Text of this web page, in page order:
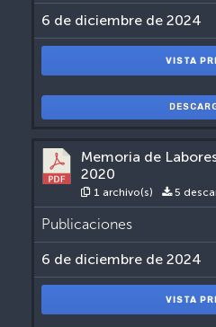
6 de diciembre de 2024
VISTA
Memoria de
2020
1 archivo(s) 5
Publicaciones
6 de diciembre de 2024
VISTA